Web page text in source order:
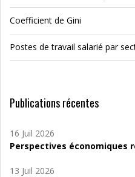
Coefficient de Gini
Postes de travail salarié par
Publications récentes
16 Juil 2026
Perspectives économiques
13 Juil 2026